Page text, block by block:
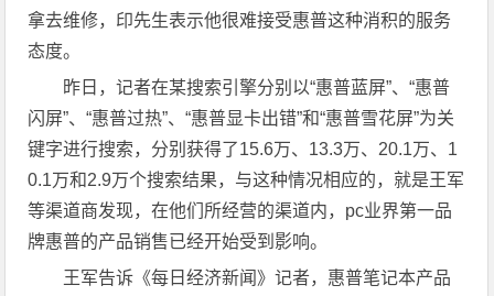
拿去维修，印先生表示他很难接受惠普这种消积的服务
态度。
昨日，记者在某搜索引擎分别以“惠普蓝屏”、“惠普
闪屏”、“惠普过热”、“惠普显卡出错”和“惠普雪花屏”为关
键字进行搜索，分别获得了15.6万、13.3万、20.1万、1
0.1万和2.9万个搜索结果，与这种情况相应的，就是王军
等渠道商发现，在他们所经营的渠道内，pc业界第一品
牌惠普的产品销售已经开始受到影响。
王军告诉《每日经济新闻》记者，惠普笔记本产品